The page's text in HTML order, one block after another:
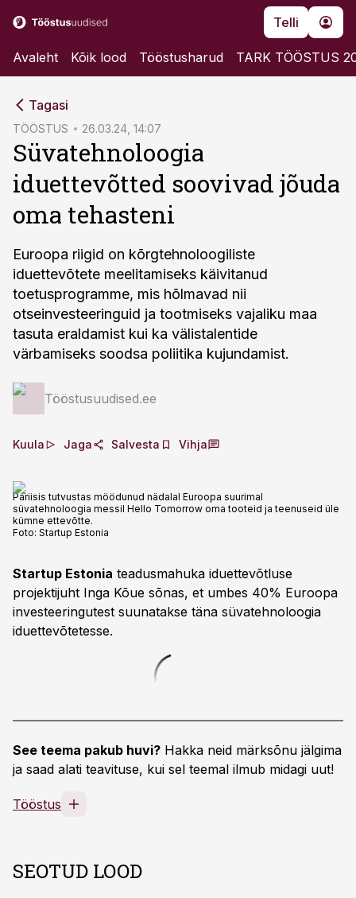
Telli
Avaleht Kõik lood Tööstusharud TARK TÖÖSTUS
Tagasi
TÖÖSTUS 26.03.24, 14:07
Süvatehnoloogia
iduettevõtted soovivad jõuda
oma tehasteni
Euroopa riigid on kõrgtehnoloogiliste
iduettevõtete meelitamiseks käivitanud
toetusprogramme, mis hõlmavad nii
otseinvesteeringuid ja tootmiseks vajaliku maa
tasuta eraldamist kui ka välistalentide
värbamiseks soodsa poliitika kujundamist.
Tööstusuudised.ee
Kuula Jaga Salvesta Vihja
Pariisis tutvustas möödunud nädalal Euroopa suurimal
süvatehnoloogia messil Hello Tomorrow oma tooteid ja teenuseid üle
kümne ettevõtte.
Foto: Startup Estonia
Startup Estonia teadusmahuka iduettevõtluse
projektijuht Inga Kõue sõnas, et umbes 40% Euroopa
investeeringutest suunatakse täna süvatehnoloogia
iduettevõtetesse.
See teema pakub huvi? Hakka neid märksõnu jälgima
ja saad alati teavituse, kui sel teemal ilmub midagi uut!
Tööstus
SEOTUD LOOD